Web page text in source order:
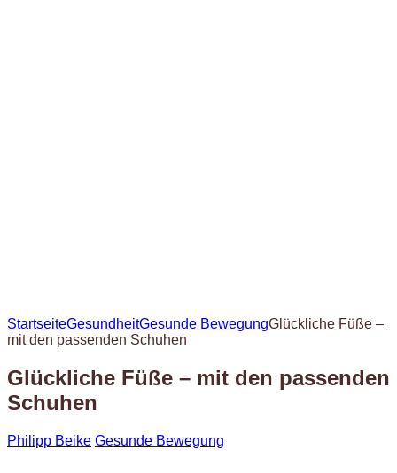
StartseiteGesundheitGesunde BewegungGlückliche Füße –
mit den passenden Schuhen
Glückliche Füße – mit den passenden
Schuhen
Philipp Beike Gesunde Bewegung